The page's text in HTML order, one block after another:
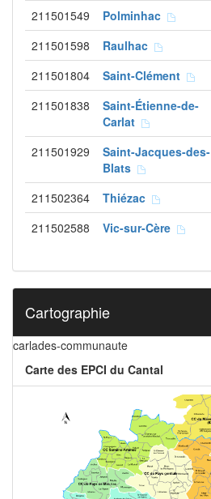
211501549 Polminhac
211501598 Raulhac
211501804 Saint-Clément
211501838
Saint-Étienne-de-
Carlat
211501929
Saint-Jacques-des-
Blats
211502364 Thiézac
211502588 Vic-sur-Cère
Cartographie
carlades-communaute
Carte des EPCI du Cantal